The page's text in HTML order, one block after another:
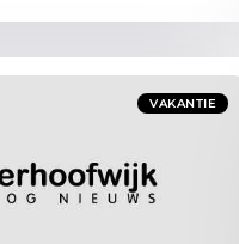
VAKANTIE